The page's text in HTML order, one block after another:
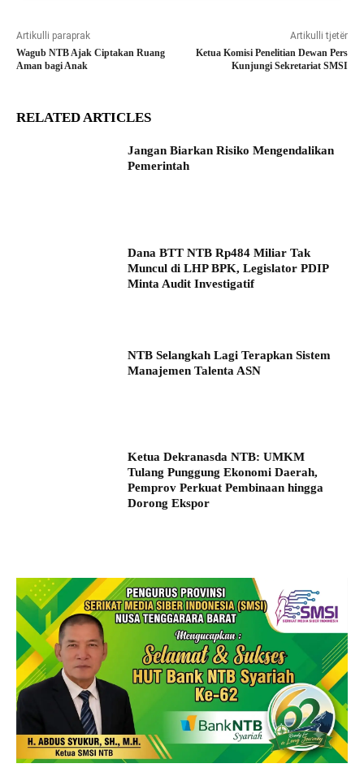
Artikulli paraprak
Wagub NTB Ajak Ciptakan Ruang
Aman bagi Anak
Artikulli tjetër
Ketua Komisi Penelitian Dewan Pers
Kunjungi Sekretariat SMSI
RELATED ARTICLES
Jangan Biarkan Risiko Mengendalikan
Pemerintah
Dana BTT NTB Rp484 Miliar Tak
Muncul di LHP BPK, Legislator PDIP
Minta Audit Investigatif
NTB Selangkah Lagi Terapkan Sistem
Manajemen Talenta ASN
Ketua Dekranasda NTB: UMKM
Tulang Punggung Ekonomi Daerah,
Pemprov Perkuat Pembinaan hingga
Dorong Ekspor